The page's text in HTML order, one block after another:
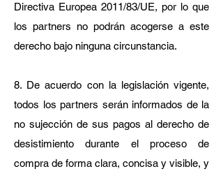
Directiva Europea 2011/83/UE, por lo que
los partners no podrán acogerse a este
derecho bajo ninguna circunstancia.
8. De acuerdo con la legislación vigente,
todos los partners serán informados de la
no sujección de sus pagos al derecho de
desistimiento durante el proceso de
compra de forma clara, concisa y visible, y